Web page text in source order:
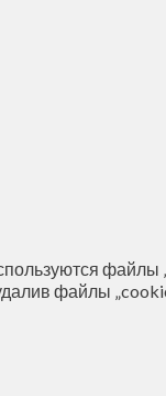
файлы
файлы